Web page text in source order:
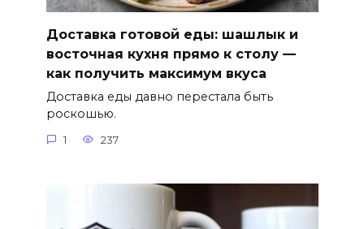
Доставка готовой еды: шашлык и
восточная кухня прямо к столу —
как получить максимум вкуса
Доставка еды давно перестала быть
роскошью.
1 237